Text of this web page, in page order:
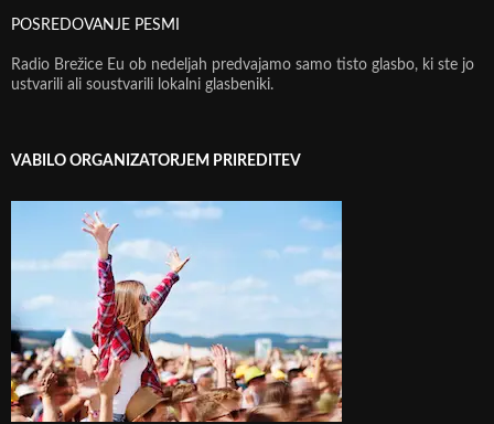
POSREDOVANJE PESMI
Radio Brežice Eu ob nedeljah predvajamo samo tisto glasbo, ki ste jo
ustvarili ali soustvarili lokalni glasbeniki.
VABILO ORGANIZATORJEM PRIREDITEV